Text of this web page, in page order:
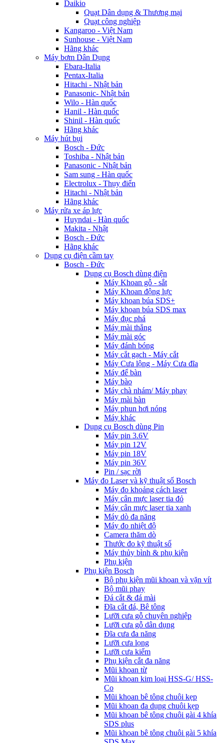
Daikio
Quạt Dân dụng & Thương mại
Quạt công nghiệp
Kangaroo - Việt Nam
Sunhouse - Việt Nam
Hãng khác
Máy bơm Dân Dụng
Ebara-Italia
Pentax-Italia
Hitachi - Nhật bản
Panasonic- Nhật bản
Wilo - Hàn quốc
Hanil - Hàn quốc
Shinil - Hàn quốc
Hãng khác
Máy hút bụi
Bosch - Đức
Toshiba - Nhật bản
Panasonic - Nhật bản
Sam sung - Hàn quốc
Electrolux - Thụy điển
Hitachi - Nhật bản
Hãng khác
Máy rửa xe áp lực
Huyndai - Hàn quốc
Makita - Nhật
Bosch - Đức
Hãng khác
Dụng cụ điện cầm tay
Bosch - Đức
Dụng cụ Bosch dùng điện
Máy Khoan gỗ - sắt
Máy Khoan động lực
Máy khoan búa SDS+
Máy khoan búa SDS max
Máy đục phá
Máy mài thẳng
Máy mài góc
Máy đánh bóng
Máy cắt gạch - Máy cắt
Máy Cưa lộng - Máy Cưa đĩa
Máy để bàn
Máy bào
Máy chà nhám/ Máy phay
Máy mài bàn
Máy phun hơi nóng
Máy khác
Dụng cụ Bosch dùng Pin
Máy pin 3.6V
Máy pin 12V
Máy pin 18V
Máy pin 36V
Pin / sạc rời
Máy đo Laser và kỹ thuật số Bosch
Máy đo khoảng cách laser
Máy cân mực laser tia đỏ
Máy cân mực laser tia xanh
Máy dò đa năng
Máy đo nhiệt độ
Camera thăm dò
Thước đo kỹ thuật số
Máy thủy bình & phụ kiện
Phụ kịện
Phụ kiện Bosch
Bộ phụ kiện mũi khoan và vặn vít
Bộ mũi phay
Đá cắt & đá mài
Đĩa cắt đá, Bê tông
Lưỡi cưa gỗ chuyên nghiệp
Lưỡi cưa gỗ dân dụng
Đĩa cưa đa năng
Lưỡi cưa lọng
Lưỡi cưa kiếm
Phụ kiện cắt đa năng
Mũi khoan từ
Mũi khoan kim loại HSS-G/ HSS-
Co
Mũi khoan bê tông chuôi kẹp
Mũi khoan đa dụng chuôi kẹp
Mũi khoan bê tông chuôi gài 4 khía
SDS plus
Mũi khoan bê tông chuôi gài 5 khía